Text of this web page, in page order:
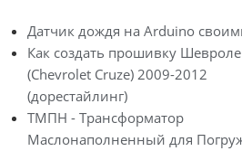
Датчик дождя на Arduino
Как создать прошивку
(Chevrolet Cruze) 2009-2012
(дорестайлинг)
ТМПН - Трансформатор
Маслонаполненный для